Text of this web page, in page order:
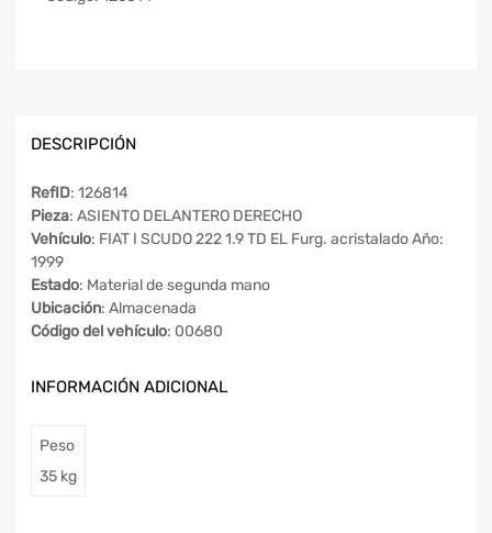
DESCRIPCIÓN
RefID: 126814
Pieza: ASIENTO DELANTERO DERECHO
Vehículo: FIAT I SCUDO 222 1.9 TD EL Furg. acristalado Año:
1999
Estado: Material de segunda mano
Ubicación: Almacenada
Código del vehículo: 00680
INFORMACIÓN ADICIONAL
Peso
35 kg